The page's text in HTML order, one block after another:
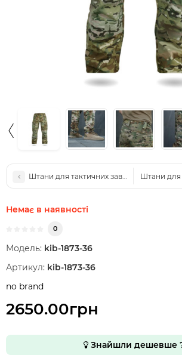
Штани для тактичних завдань Sentinel
Штани для
Немає в наявності
0
Модель: kib-1873-36
Артикул: kib-1873-36
no brand
2650.00грн
Знайшли дешевше